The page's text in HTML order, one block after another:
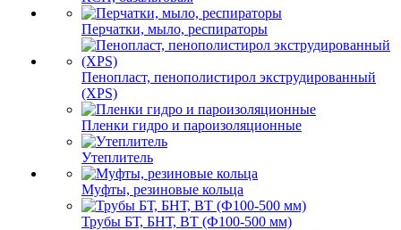
Перчатки, мыло, респираторы
Пенопласт, пенополистирол экструдированный
(XPS)
Пленки гидро и пароизоляционные
Утеплитель
Муфты, резиновые кольца
Трубы БТ, БНТ, ВТ (Ф100-500 мм)